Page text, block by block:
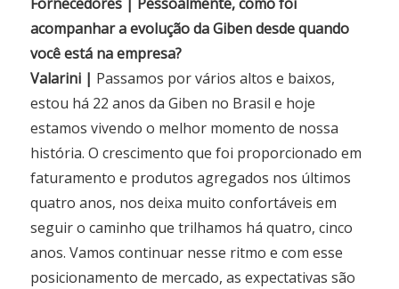
acompanhar a evolução da Giben desde quando
você está na empresa?
Valarini | Passamos por vários altos e baixos,
estou há 22 anos da Giben no Brasil e hoje
estamos vivendo o melhor momento de nossa
história. O crescimento que foi proporcionado em
faturamento e produtos agregados nos últimos
quatro anos, nos deixa muito confortáveis em
seguir o caminho que trilhamos há quatro, cinco
anos. Vamos continuar nesse ritmo e com esse
posicionamento de mercado, as expectativas são